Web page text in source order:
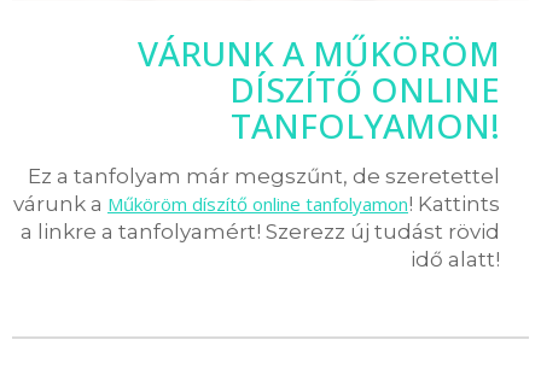
VÁRUNK A MŰKÖRÖM
DÍSZÍTŐ ONLINE
TANFOLYAMON!
Ez a tanfolyam már megszűnt, de szeretettel
várunk a Műköröm díszítő online tanfolyamon! Kattints
a linkre a tanfolyamért! Szerezz új tudást rövid
idő alatt!